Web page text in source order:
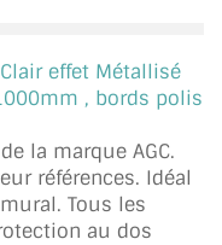
effet Métallisé
, bords polis
la marque AGC.
références. Idéal
Tous les
au dos